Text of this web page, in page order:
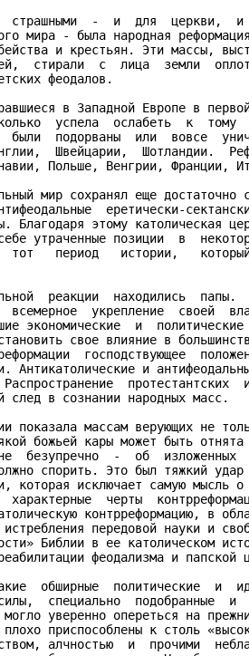
страшными  -  и  для  церкви,
мира - была народная
и крестьян. Эти массы,
стирали  с  лица  земли
феодалов.
в Западной Европе в
успела  ослабеть  к  тому
были  подорваны  или  вовсе
Швейцарии,  Шотландии.
Польше, Венгрии, Франции,
мир сохранял еще достаточно
еретически-
Благодаря этому католическая
утраченные позиции  в
тот   период   истории,
реакции  находились  папы.
всемерное  укрепление  своей
экономические  и
свое влияние в
господствующее
Антикатолические и
протестантских
след в сознании народных масс.
показала массам верующих не
божьей кары может быть
не  безупречно  -  об
спорить. Это был тяжкий
которая исключает самую мысль
черты
контрреформацию, в
передовой науки и
Библии в ее католическом
феодализма и папской
обширные  политические  и
специально  подобранные
уверенно опереться на
приспособлены к столь
алчностью  и  прочими